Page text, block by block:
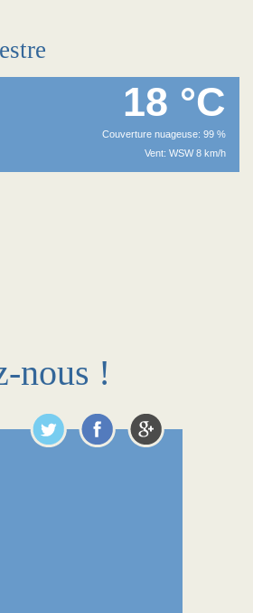
18 °C
Couverture nuageuse: 99 %
Vent: WSW 8 km/h
nous !